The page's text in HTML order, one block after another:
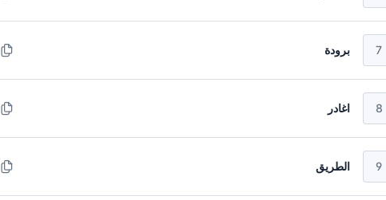
7 برودة
8 اغادر
9 الطريق